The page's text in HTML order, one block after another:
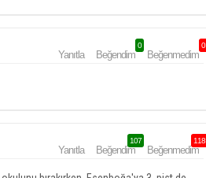
Yanıtla Beğendim
0
Beğenmedim
0
Yanıtla Beğendim
107
Beğenmedim
118